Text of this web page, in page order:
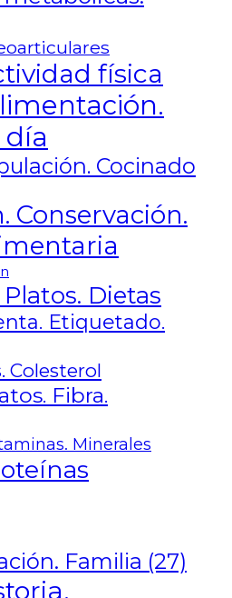
física
Cocinado
Conservación.
Dietas
Etiquetado.
Colesterol
Fibra.
Minerales
Familia (27)